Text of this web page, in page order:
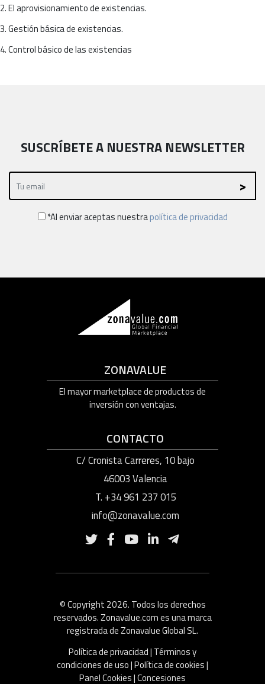
2. El aprovisionamiento de existencias.
3. Gestión básica de existencias.
4. Control básico de las existencias
SUSCRÍBETE A NUESTRA NEWSLETTER
*Al enviar aceptas nuestrapolítica de privacidad
ZONAVALUE
El mayor marketplace de productos de
inversión con ventajas.
CONTACTO
C/ Cronista Carreres, 10 bajo
46003 Valencia
T. +34 961 237 015
info@zonavalue.com
© Copyright 2026. Todos los derechos
reservados. Zonavalue.com es una marca
registrada de Zonavalue Global SL.
Política de privacidad| Términos y
condiciones de uso|Política de cookies|
Panel Cookies|Concesiones